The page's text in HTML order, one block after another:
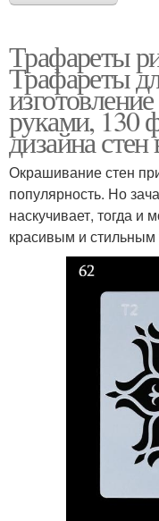
Трафареты
Трафареты
руками, 130
дизайна
Окрашивание стен
популярность. Но
наскучивает, тогда
красивым и